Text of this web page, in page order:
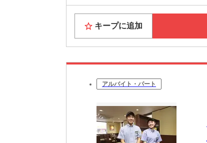
キープに追加
アルバイト・パート